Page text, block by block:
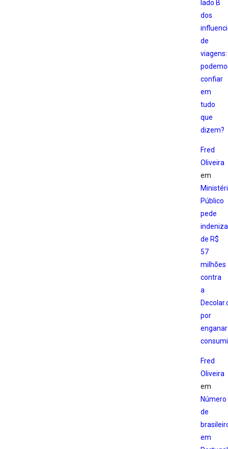
lado B
dos
de
viagens:
confiar
em
tudo
que
dizem?
Fred
Oliveira
em
Público
pede
de R$
57
milhões
contra
a
por
enganar
Fred
Oliveira
em
Número
de
em